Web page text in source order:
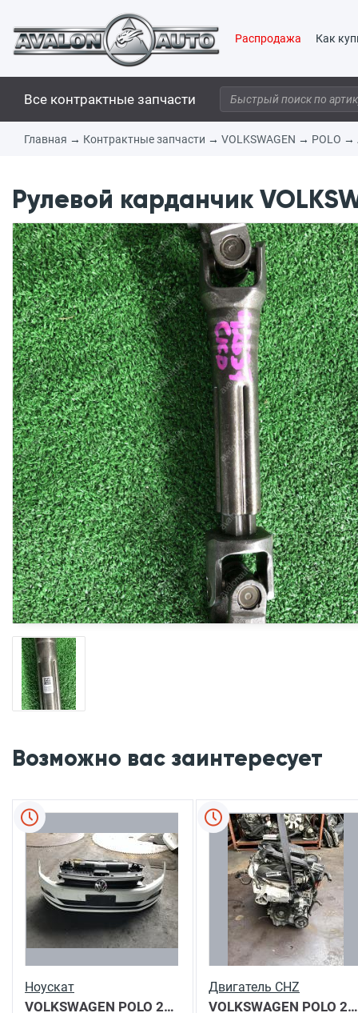
Распродажа Как
Все контрактные запчасти
Главная → Контрактные запчасти → VOLKSWAGEN → POLO →
Рулевой карданчик
Возможно вас заинтересует
Ноускат
VOLKSWAGEN POLO 2019г.
Двигатель CHZ
VOLKSWAGEN POLO 2019г.